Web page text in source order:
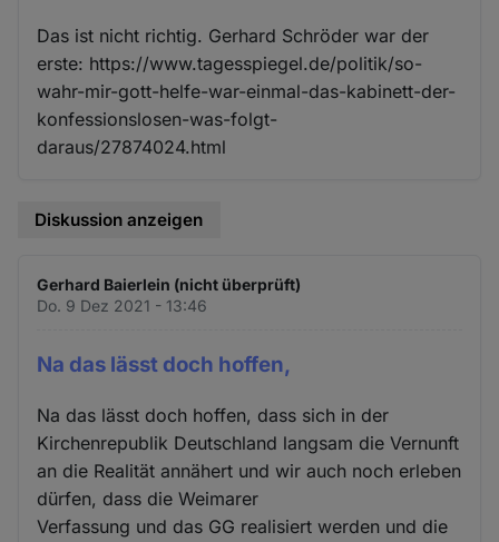
Das ist nicht richtig. Gerhard Schröder war der
erste: https://www.tagesspiegel.de/politik/so-
wahr-mir-gott-helfe-war-einmal-das-kabinett-der-
konfessionslosen-was-folgt-
daraus/27874024.html
Diskussion anzeigen
Gerhard Baierlein (nicht überprüft)
Do. 9 Dez 2021 - 13:46
Na das lässt doch hoffen,
Na das lässt doch hoffen, dass sich in der
Kirchenrepublik Deutschland langsam die Vernunft
an die Realität annähert und wir auch noch erleben
dürfen, dass die Weimarer
Verfassung und das GG realisiert werden und die